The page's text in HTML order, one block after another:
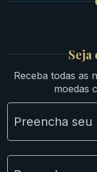
Seja
Receba todas as
moedas